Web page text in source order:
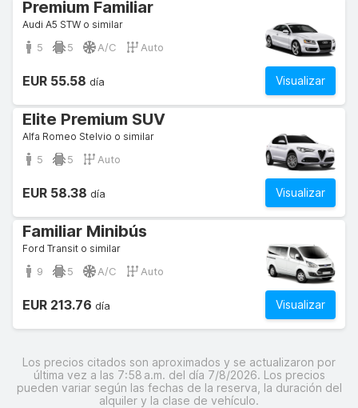
Premium Familiar
Audi A5 STW o similar
5 5 A/C Auto
Visualizar
EUR 55.58 día
Elite Premium SUV
Alfa Romeo Stelvio o similar
5 5 Auto
Visualizar
EUR 58.38 día
Familiar Minibús
Ford Transit o similar
9 5 A/C Auto
Visualizar
EUR 213.76 día
Los precios citados son aproximados y se actualizaron por
última vez a las 7:58 a.m. del día 7/8/2026. Los precios
pueden variar según las fechas de la reserva, la duración del
alquiler y la clase de vehículo.